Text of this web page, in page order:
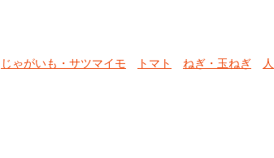
じゃがいも・サツマイモ トマト ねぎ・玉ねぎ